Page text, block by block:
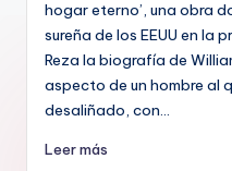
hogar eterno’, una obra
sureña de los EEUU en la
Reza la biografía de
aspecto de un hombre al
desaliñado, con…
Leer más